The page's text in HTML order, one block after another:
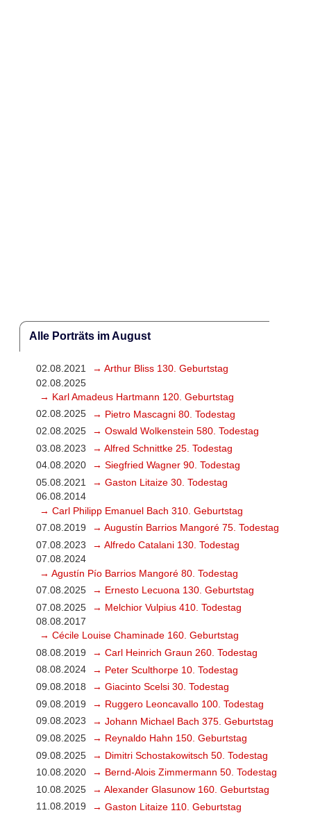
Alle Porträts im August
02.08.2021
→ Arthur Bliss 130. Geburtstag
02.08.2025
→ Karl Amadeus Hartmann 120. Geburtstag
02.08.2025
→ Pietro Mascagni 80. Todestag
02.08.2025
→ Oswald Wolkenstein 580. Todestag
03.08.2023
→ Alfred Schnittke 25. Todestag
04.08.2020
→ Siegfried Wagner 90. Todestag
05.08.2021
→ Gaston Litaize 30. Todestag
06.08.2014
→ Carl Philipp Emanuel Bach 310. Geburtstag
07.08.2019
→ Augustín Barrios Mangoré 75. Todestag
07.08.2023
→ Alfredo Catalani 130. Todestag
07.08.2024
→ Agustín Pío Barrios Mangoré 80. Todestag
07.08.2025
→ Ernesto Lecuona 130. Geburtstag
07.08.2025
→ Melchior Vulpius 410. Todestag
08.08.2017
→ Cécile Louise Chaminade 160. Geburtstag
08.08.2019
→ Carl Heinrich Graun 260. Todestag
08.08.2024
→ Peter Sculthorpe 10. Todestag
09.08.2018
→ Giacinto Scelsi 30. Todestag
09.08.2019
→ Ruggero Leoncavallo 100. Todestag
09.08.2023
→ Johann Michael Bach 375. Geburtstag
09.08.2025
→ Reynaldo Hahn 150. Geburtstag
09.08.2025
→ Dimitri Schostakowitsch 50. Todestag
10.08.2020
→ Bernd-Alois Zimmermann 50. Todestag
10.08.2025
→ Alexander Glasunow 160. Geburtstag
11.08.2019
→ Gaston Litaize 110. Geburtstag